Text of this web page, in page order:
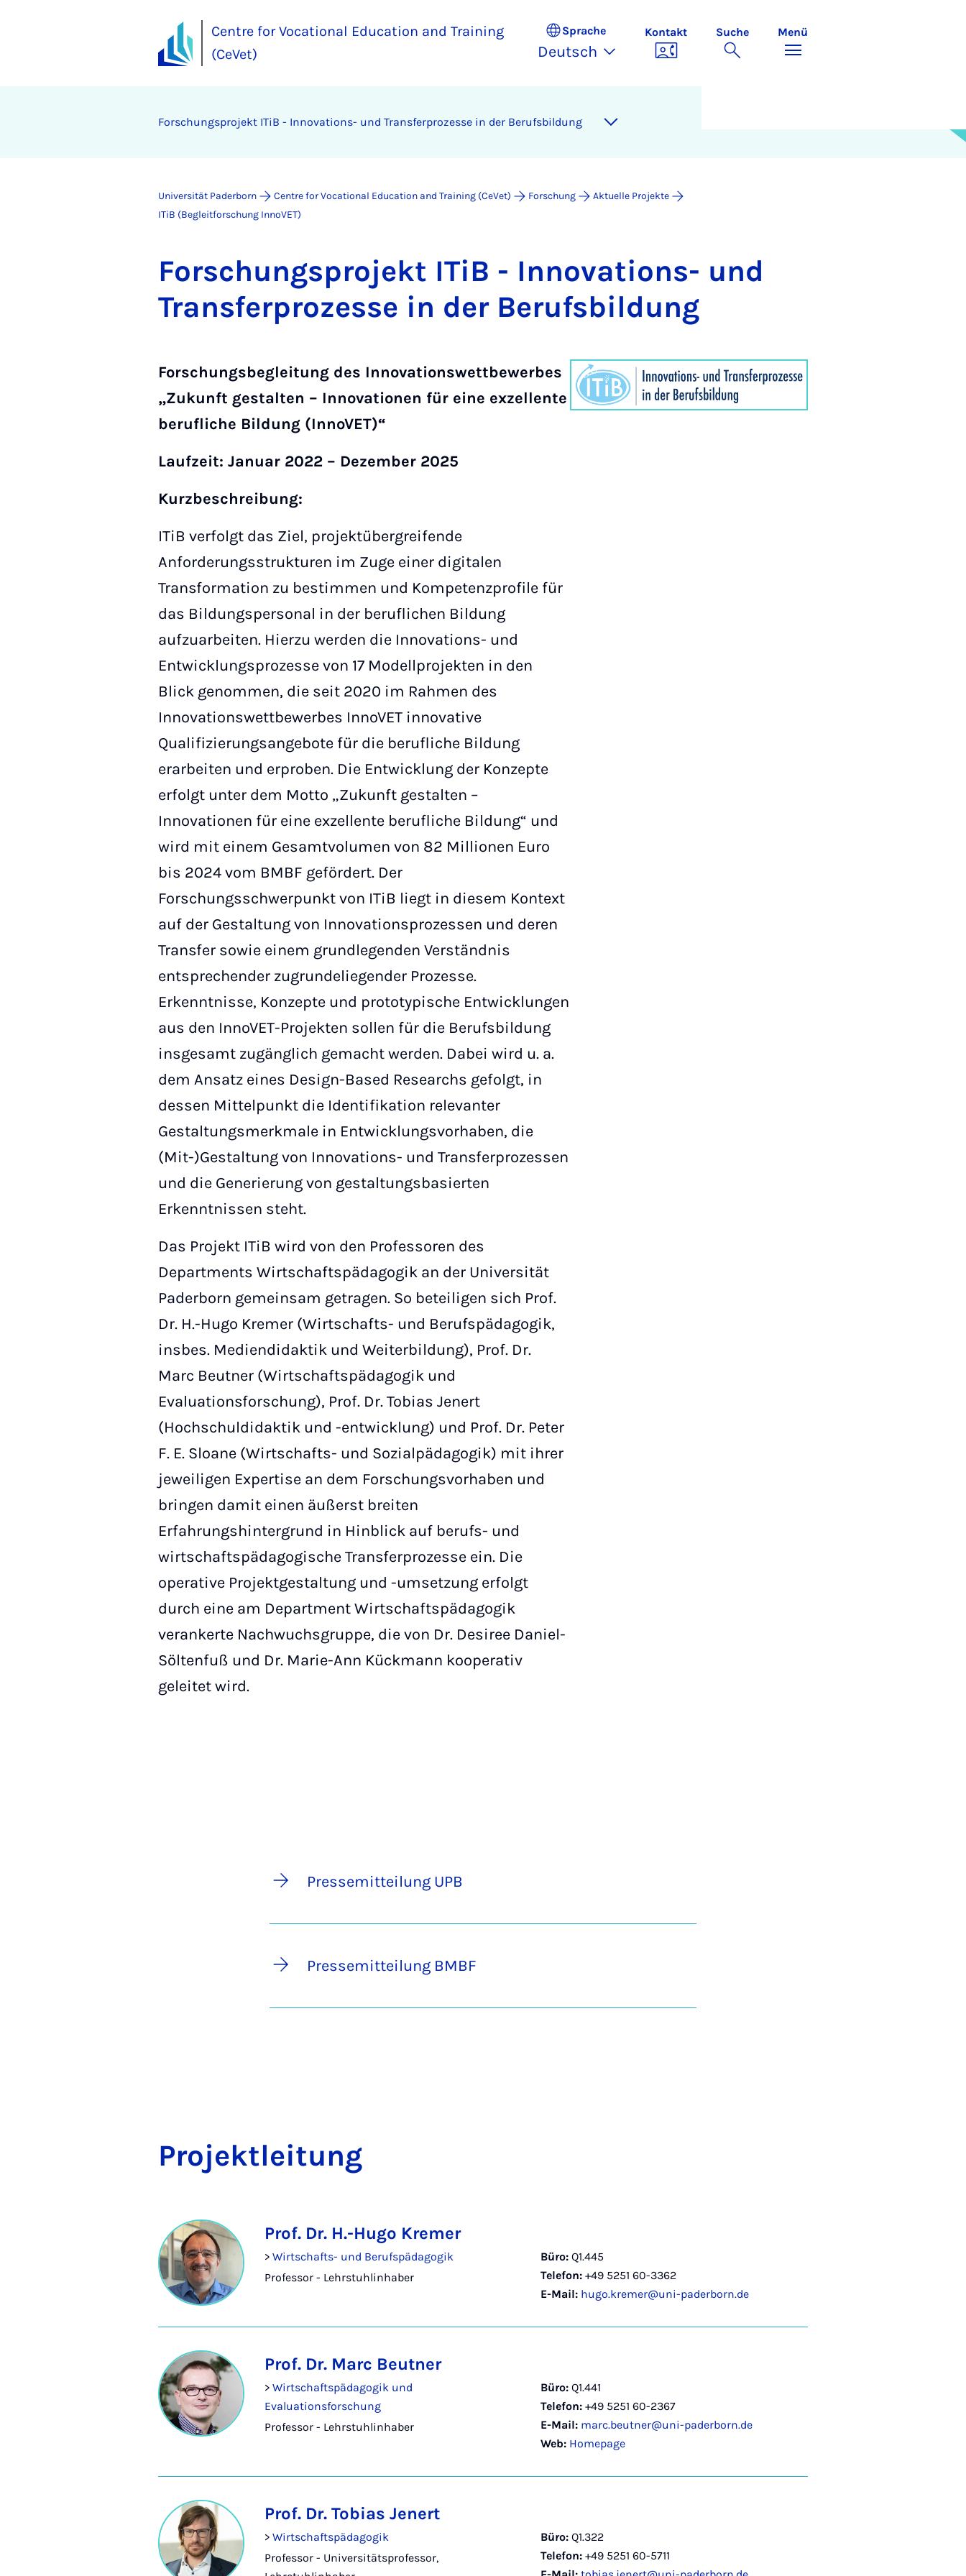
Centre for Vocational Education and Training
(CeVet)
Sprache
Deutsch
Kontakt Suche Menü
For­schungs­pro­jekt ITiB - In­no­va­ti­ons- und Trans­fer­pro­zes­se in der Be­rufs­bil­dung
Universität Paderborn Centre for Vocational Education and Training (CeVet) Forschung
Aktuelle Projekte
ITiB (Begleitforschung InnoVET)
For­schungs­pro­jekt ITiB - In­no­va­ti­ons- und
Trans­fer­pro­zes­se in der Be­rufs­bil­dung
Forschungsbegleitung des Innovationswettbewerbes
„Zukunft gestalten – Innovationen für eine exzellente
berufliche Bildung (InnoVET)“
Laufzeit: Januar 2022 – Dezember 2025
Kurzbeschreibung:
ITiB verfolgt das Ziel, projektübergreifende
Anforderungsstrukturen im Zuge einer digitalen
Transformation zu bestimmen und Kompetenzprofile für
das Bildungspersonal in der beruflichen Bildung
aufzuarbeiten. Hierzu werden die Innovations- und
Entwicklungsprozesse von 17 Modellprojekten in den
Blick genommen, die seit 2020 im Rahmen des
Innovationswettbewerbes InnoVET innovative
Qualifizierungsangebote für die berufliche Bildung
erarbeiten und erproben. Die Entwicklung der Konzepte
erfolgt unter dem Motto „Zukunft gestalten –
Innovationen für eine exzellente berufliche Bildung“ und
wird mit einem Gesamtvolumen von 82 Millionen Euro
bis 2024 vom BMBF gefördert. Der
Forschungsschwerpunkt von ITiB liegt in diesem Kontext
auf der Gestaltung von Innovationsprozessen und deren
Transfer sowie einem grundlegenden Verständnis
entsprechender zugrundeliegender Prozesse.
Erkenntnisse, Konzepte und prototypische Entwicklungen
aus den InnoVET-Projekten sollen für die Berufsbildung
insgesamt zugänglich gemacht werden. Dabei wird u. a.
dem Ansatz eines Design-Based Researchs gefolgt, in
dessen Mittelpunkt die Identifikation relevanter
Gestaltungsmerkmale in Entwicklungsvorhaben, die
(Mit-)Gestaltung von Innovations- und Transferprozessen
und die Generierung von gestaltungsbasierten
Erkenntnissen steht.
Das Projekt ITiB wird von den Professoren des
Departments Wirtschaftspädagogik an der Universität
Paderborn gemeinsam getragen. So beteiligen sich Prof.
Dr. H.-Hugo Kremer (Wirtschafts- und Berufspädagogik,
insbes. Mediendidaktik und Weiterbildung), Prof. Dr.
Marc Beutner (Wirtschaftspädagogik und
Evaluationsforschung), Prof. Dr. Tobias Jenert
(Hochschuldidaktik und -entwicklung) und Prof. Dr. Peter
F. E. Sloane (Wirtschafts- und Sozialpädagogik) mit ihrer
jeweiligen Expertise an dem Forschungsvorhaben und
bringen damit einen äußerst breiten
Erfahrungshintergrund in Hinblick auf berufs- und
wirtschaftspädagogische Transferprozesse ein. Die
operative Projektgestaltung und -umsetzung erfolgt
durch eine am Department Wirtschaftspädagogik
verankerte Nachwuchsgruppe, die von Dr. Desiree Daniel-
Söltenfuß und Dr. Marie-Ann Kückmann kooperativ
geleitet wird.
Pressemitteilung UPB
Pressemitteilung BMBF
Pro­jekt­lei­tung
Prof. Dr. H.-Hugo Kremer
> Wirtschafts- und Berufspädagogik
Professor - Lehrstuhlinhaber
Büro: Q1.445
Telefon: +49 5251 60-3362
E-Mail: hugo.kremer@uni-paderborn.de
Prof. Dr. Marc Beutner
> Wirtschaftspädagogik und
Evaluationsforschung
Professor - Lehrstuhlinhaber
Büro: Q1.441
Telefon: +49 5251 60-2367
E-Mail: marc.beutner@uni-paderborn.de
Web: Homepage
Prof. Dr. Tobias Jenert
> Wirtschaftspädagogik
Professor - Universitätsprofessor,
Büro: Q1.322
Telefon: +49 5251 60-5711